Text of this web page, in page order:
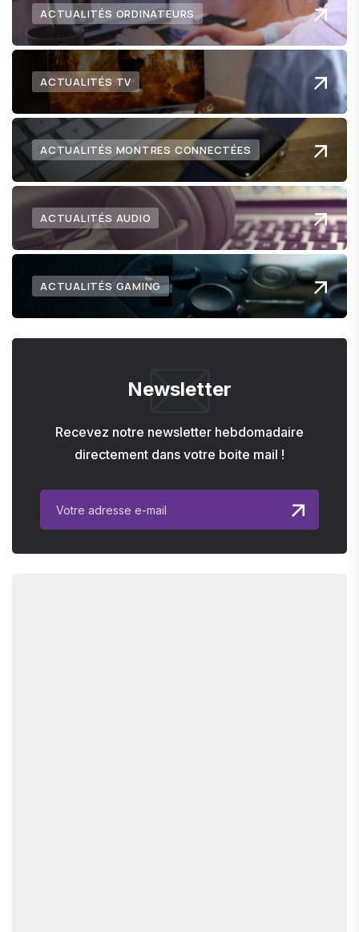
ACTUALITÉS ORDINATEURS
ACTUALITÉS TV
ACTUALITÉS MONTRES CONNECTÉES
ACTUALITÉS AUDIO
ACTUALITÉS GAMING
Newsletter
Recevez notre newsletter hebdomadaire
directement dans votre boite mail !